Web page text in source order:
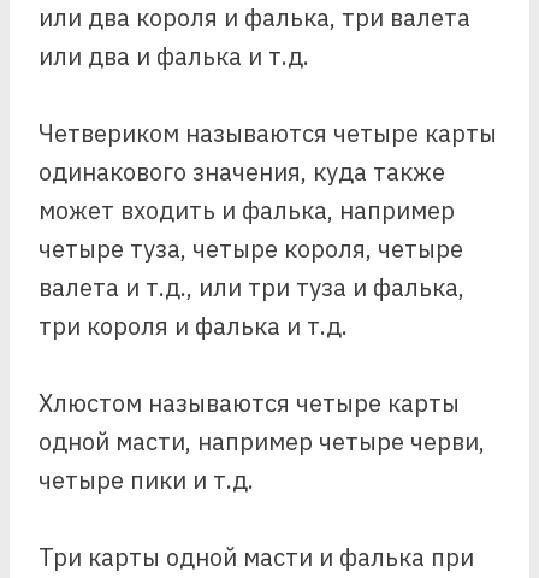
или два короля и фалька, три валета
или два и фалька и т.д.
Четвериком называются четыре карты
одинакового значения, куда также
может входить и фалька, например
четыре туза, четыре короля, четыре
валета и т.д., или три туза и фалька,
три короля и фалька и т.д.
Хлюстом называются четыре карты
одной масти, например четыре черви,
четыре пики и т.д.
Три карты одной масти и фалька при